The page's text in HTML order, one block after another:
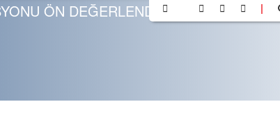
|
ÖN DEĞERLENDİRME SONUCU